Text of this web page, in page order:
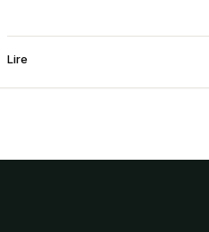
Lire